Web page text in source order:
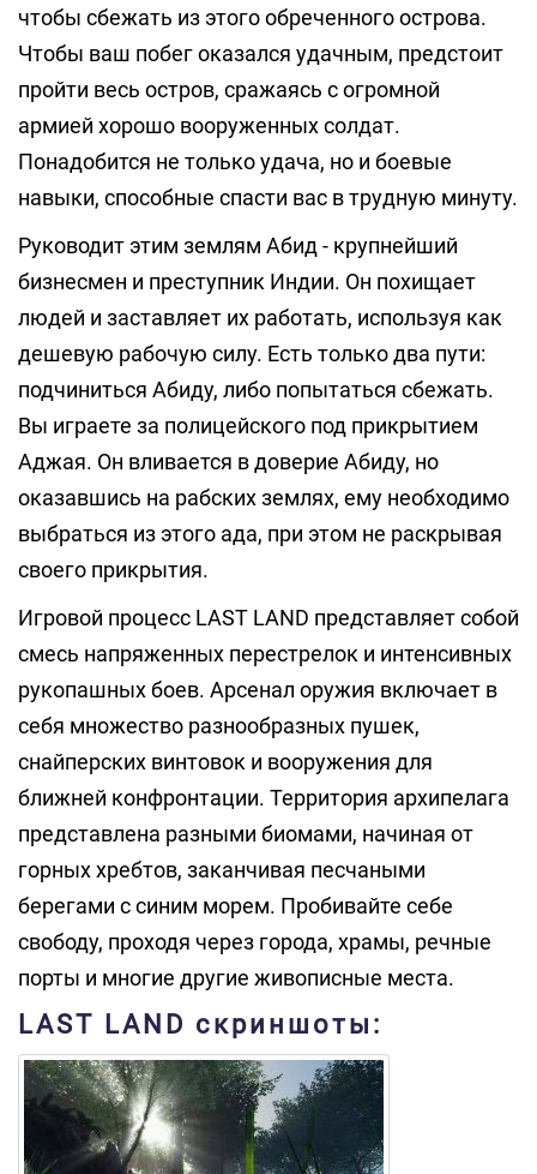
чтобы сбежать из этого обреченного острова.
Чтобы ваш побег оказался удачным, предстоит
пройти весь остров, сражаясь с огромной
армией хорошо вооруженных солдат.
Понадобится не только удача, но и боевые
навыки, способные спасти вас в трудную минуту.
Руководит этим землям Абид - крупнейший
бизнесмен и преступник Индии. Он похищает
людей и заставляет их работать, используя как
дешевую рабочую силу. Есть только два пути:
подчиниться Абиду, либо попытаться сбежать.
Вы играете за полицейского под прикрытием
Аджая. Он вливается в доверие Абиду, но
оказавшись на рабских землях, ему необходимо
выбраться из этого ада, при этом не раскрывая
своего прикрытия.
Игровой процесс LAST LAND представляет собой
смесь напряженных перестрелок и интенсивных
рукопашных боев. Арсенал оружия включает в
себя множество разнообразных пушек,
снайперских винтовок и вооружения для
ближней конфронтации. Территория архипелага
представлена разными биомами, начиная от
горных хребтов, заканчивая песчаными
берегами с синим морем. Пробивайте себе
свободу, проходя через города, храмы, речные
порты и многие другие живописные места.
LAST LAND скриншоты: